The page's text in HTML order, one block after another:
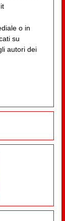
o in
su
autori dei